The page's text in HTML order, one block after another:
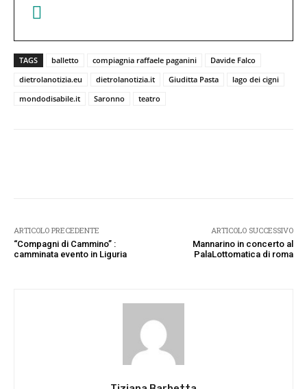
TAGS balletto compiagnia raffaele paganini
Davide Falco
dietrolanotizia.eu
dietrolanotizia.it Giuditta Pasta
lago dei cigni
mondodisabile.it
Saronno teatro
ARTICOLO PRECEDENTE
“Compagni di Cammino” :
camminata evento in Liguria
ARTICOLO SUCCESSIVO
Mannarino in concerto al
PalaLottomatica di roma